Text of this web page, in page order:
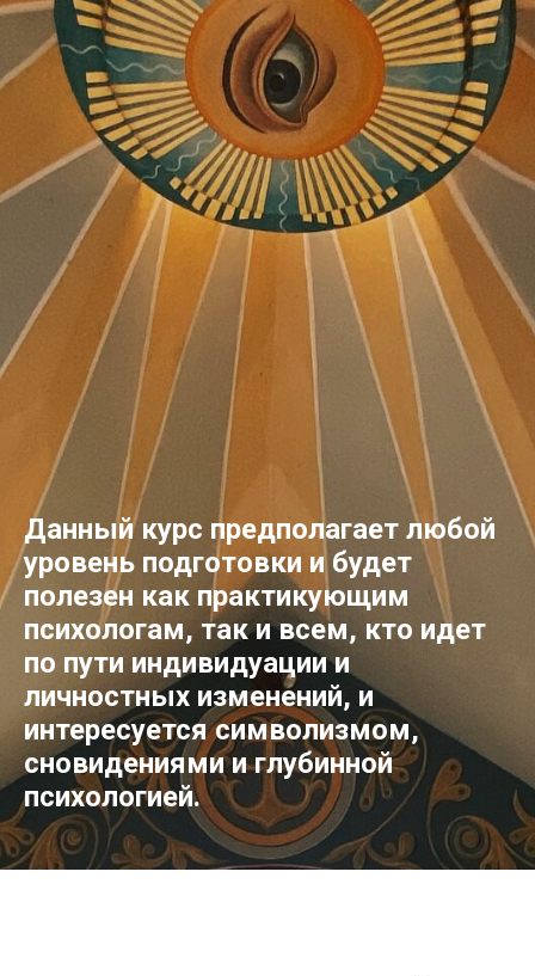
Данный курс предполагает любой
уровень подготовки и будет
полезен как практикующим
психологам, так и всем, кто идет
по пути индивидуации и
личностных изменений, и
интересуется символизмом,
сновидениями и глубинной
психологией.